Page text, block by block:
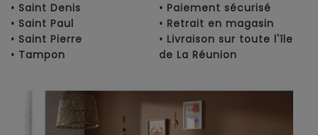
• Saint Denis
• Saint Paul
• Saint Pierre
• Tampon
• Paiement sécurisé
• Retrait en magasin
• Livraison sur toute l'île
de La Réunion